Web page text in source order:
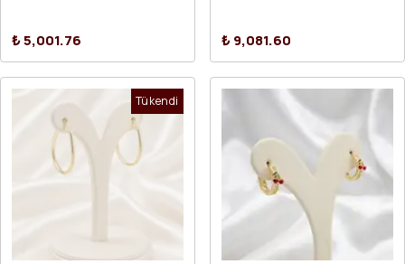
₺ 5,001.76 ₺ 9,081.60
Tükendi